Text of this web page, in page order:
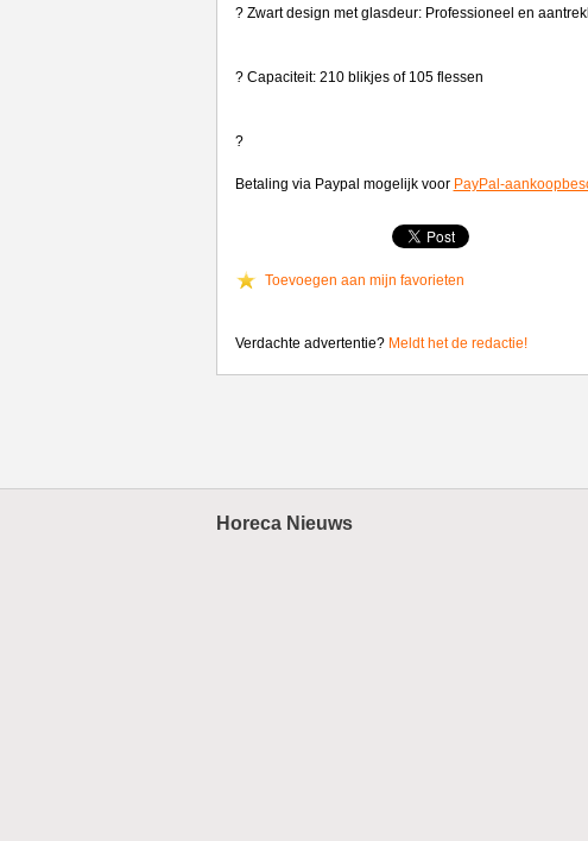
? Zwart design met glasdeur: Professioneel en
? Capaciteit: 210 blikjes of 105 flessen
?
Betaling via Paypal mogelijk voor PayPal-
Toevoegen aan mijn favorieten
Verdachte advertentie? Meldt het de redactie!
Horeca Nieuws